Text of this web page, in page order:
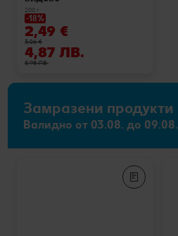
200 г
-18%
2,49 €
3,06 €
4,87 ЛВ.
5,98 ЛВ.
Замразени продукти
Валидно от 03.08. до 09.08.